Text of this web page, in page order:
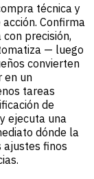
técnica y
Confirma
precisión,
— luego
convierten
en un
tareas
de
ejecuta una
dónde la
ajustes finos